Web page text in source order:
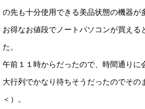
の先も十分使用できる美品状態の機器が
お得なお値段でノートパソコンが買える
た。
午前１１時からだったので、時間通りに
大行列でかなり待ちそうだったのでその
＜）。